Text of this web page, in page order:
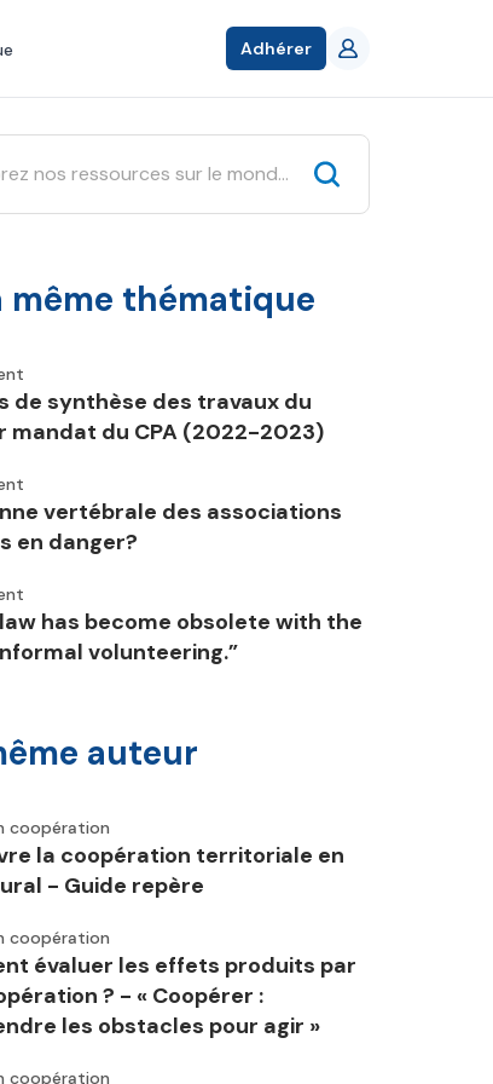
Adhérer
même thématique
de synthèse des travaux du
mandat du CPA (2022-2023)
vertébrale des associations
en danger?
has become obsolete with the
volunteering.”
auteur
coopération
la coopération territoriale en
- Guide repère
coopération
évaluer les effets produits par
? - « Coopérer :
les obstacles pour agir »
coopération